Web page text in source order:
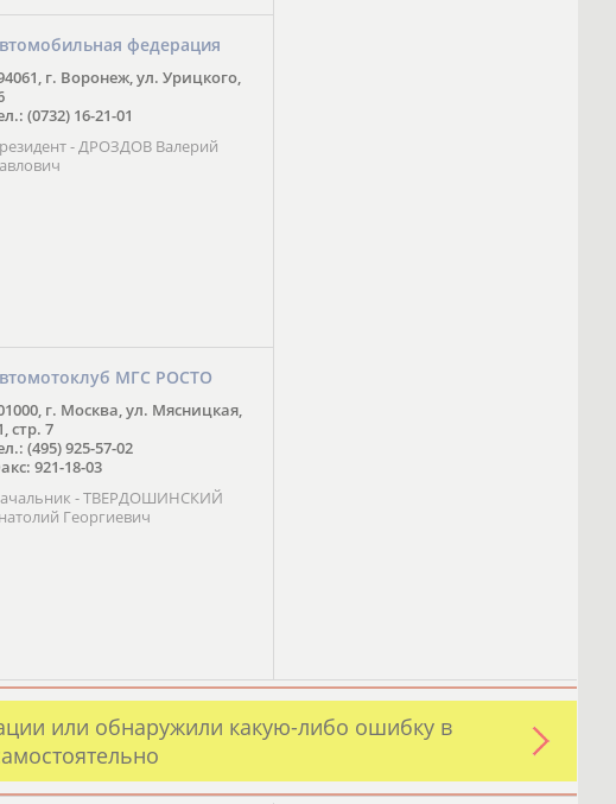
федерация
г. Воронеж, ул. Урицкого,
(0732) 16-21-01
- ДРОЗДОВ Валерий
МГС РОСТО
г. Москва, ул. Мясницкая,
стр. 7
(495) 925-57-02
921-18-03
- ТВЕРДОШИНСКИЙ
Георгиевич
или обнаружили какую-либо ошибку в